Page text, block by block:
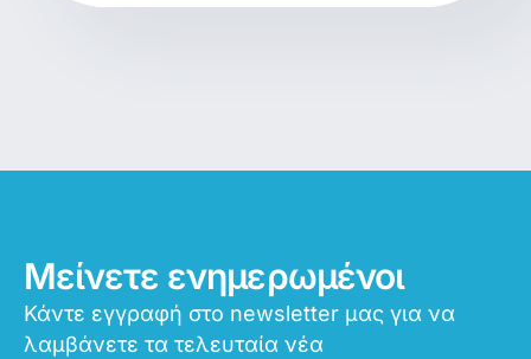
Μείνετε ενημερωμένοι
Κάντε εγγραφή στο newsletter μας για να
λαμβάνετε τα τελευταία νέα